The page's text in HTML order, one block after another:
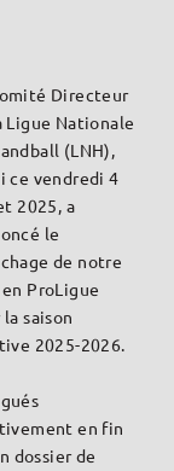
Directeur
Ligue Nationale
(LNH),
ce vendredi 4
2025, a
le
de notre
ProLigue
saison
2025-2026.
en fin
dossier de